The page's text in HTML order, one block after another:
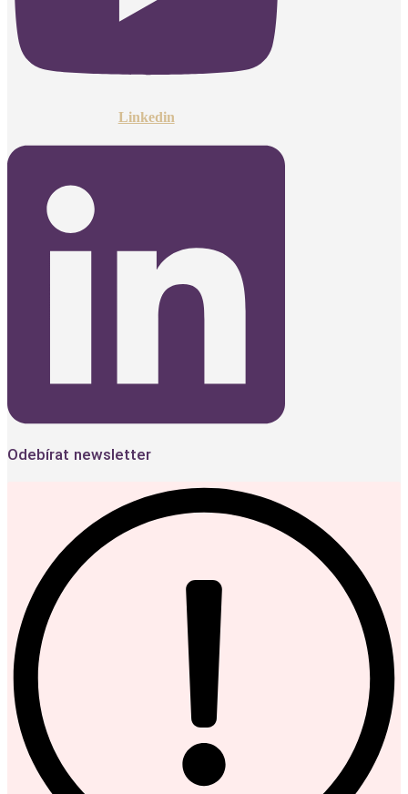
Linkedin
Odebírat newsletter